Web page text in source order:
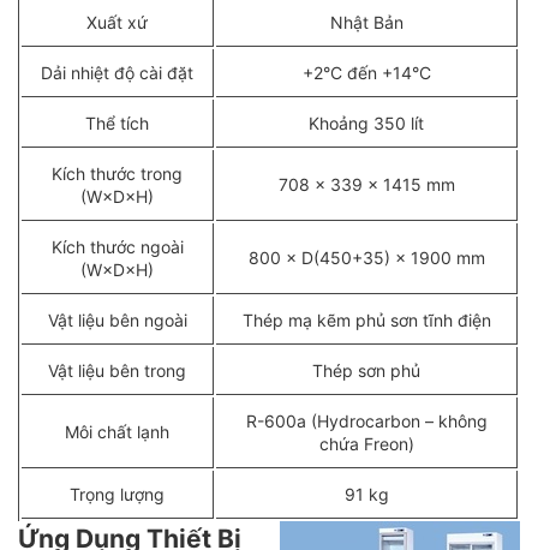
Xuất xứ Nhật Bản
Dải nhiệt độ cài đặt +2°C đến +14°C
Thể tích Khoảng 350 lít
Kích thước trong
(W×D×H)
708 × 339 × 1415 mm
Kích thước ngoài
(W×D×H)
800 × D(450+35) × 1900 mm
Vật liệu bên ngoài Thép mạ kẽm phủ sơn tĩnh điện
Vật liệu bên trong Thép sơn phủ
Môi chất lạnh
R-600a (Hydrocarbon – không
chứa Freon)
Trọng lượng 91 kg
Ứng Dụng Thiết Bị